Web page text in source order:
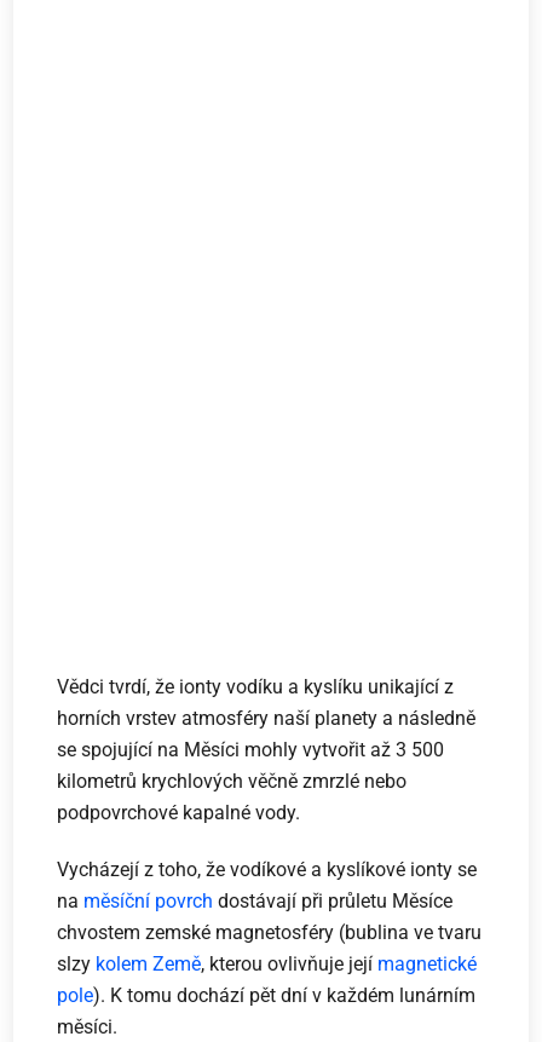
Vědci tvrdí, že ionty vodíku a kyslíku unikající z
horních vrstev atmosféry naší planety a následně
se spojující na Měsíci mohly vytvořit až 3 500
kilometrů krychlových věčně zmrzlé nebo
podpovrchové kapalné vody.
Vycházejí z toho, že vodíkové a kyslíkové ionty se
na měsíční povrch dostávají při průletu Měsíce
chvostem zemské magnetosféry (bublina ve tvaru
slzy kolem Země, kterou ovlivňuje její magnetické
pole). K tomu dochází pět dní v každém lunárním
měsíci.